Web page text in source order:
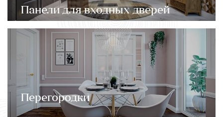
Панели для входных дверей
Перегородки